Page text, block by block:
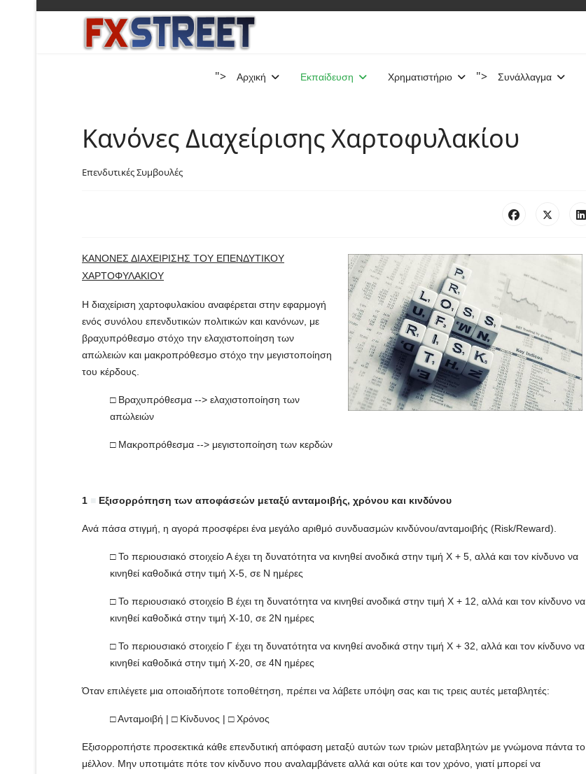
"> Αρχική Εκπαίδευση Χρηματιστήριο "> Συνάλλαγμα
Κανόνες Διαχείρισης Χαρτοφυλακίου
Επενδυτικές Συμβουλές
ΚΑΝΟΝΕΣ ΔΙΑΧΕΙΡΙΣΗΣ ΤΟΥ ΕΠΕΝΔΥΤΙΚΟΥ
ΧΑΡΤΟΦΥΛΑΚΙΟΥ
Η διαχείριση χαρτοφυλακίου αναφέρεται στην εφαρμογή
ενός συνόλου επενδυτικών πολιτικών και κανόνων, με
βραχυπρόθεσμο στόχο την ελαχιστοποίηση των
απώλειών και μακροπρόθεσμο στόχο την μεγιστοποίηση
του κέρδους.
□ Βραχυπρόθεσμα --> ελαχιστοποίηση των
απώλειών
□ Μακροπρόθεσμα --> μεγιστοποίηση των κερδών
1 Εξισορρόπηση των αποφάσεών μεταξύ ανταμοιβής, χρόνου και κινδύνου
Ανά πάσα στιγμή, η αγορά προσφέρει ένα μεγάλο αριθμό συνδυασμών κινδύνου/ανταμοιβής (Risk/Reward).
□ Το περιουσιακό στοιχείο Α έχει τη δυνατότητα να κινηθεί ανοδικά στην τιμή X + 5, αλλά και τον κίνδυνο να
κινηθεί καθοδικά στην τιμή X-5, σε N ημέρες
□ Το περιουσιακό στοιχείο Β έχει τη δυνατότητα να κινηθεί ανοδικά στην τιμή X + 12, αλλά και τον κίνδυνο να
κινηθεί καθοδικά στην τιμή X-10, σε 2Ν ημέρες
□ Το περιουσιακό στοιχείο Γ έχει τη δυνατότητα να κινηθεί ανοδικά στην τιμή X + 32, αλλά και τον κίνδυνο να
κινηθεί καθοδικά στην τιμή X-20, σε 4Ν ημέρες
Όταν επιλέγετε μια οποιαδήποτε τοποθέτηση, πρέπει να λάβετε υπόψη σας και τις τρεις αυτές μεταβλητές:
□ Ανταμοιβή | □ Κίνδυνος | □ Χρόνος
Εξισορροπήστε προσεκτικά κάθε επενδυτική απόφαση μεταξύ αυτών των τριών μεταβλητών με γνώμονα πάντα το
μέλλον. Μην υποτιμάτε πότε τον κίνδυνο που αναλαμβάνετε αλλά και ούτε και τον χρόνο, γιατί μπορεί να